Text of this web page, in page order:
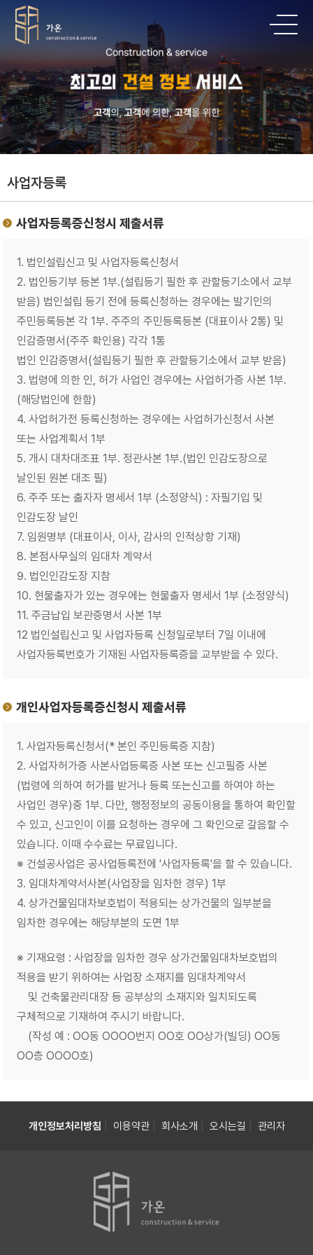
사업자등록
사업자등록증신청시 제출서류
1. 법인설립신고 및 사업자등록신청서
2. 법인등기부 등본 1부.(설립등기 필한 후 관할등기소에서 교부
받음) 법인설립 등기 전에 등록신청하는 경우에는 발기인의
주민등록등본 각 1부. 주주의 주민등록등본 (대표이사 2통) 및
인감증명서(주주 확인용) 각각 1통
법인 인감증명서(설립등기 필한 후 관할등기소에서 교부 받음)
3. 법령에 의한 인, 허가 사업인 경우에는 사업허가증 사본 1부.
(해당법인에 한함)
4. 사업허가전 등록신청하는 경우에는 사업허가신청서 사본
또는 사업계획서 1부
5. 개시 대차대조표 1부. 정관사본 1부.(법인 인감도장으로
날인된 원본 대조 필)
6. 주주 또는 출자자 명세서 1부 (소정양식) : 자필기입 및
인감도장 날인
7. 임원명부 (대표이사, 이사, 감사의 인적상항 기재)
8. 본점사무실의 임대차 계약서
9. 법인인감도장 지참
10. 현물출자가 있는 경우에는 현물출자 명세서 1부 (소정양식)
11. 주금납입 보관증명서 사본 1부
12 법인설립신고 및 사업자등록 신청일로부터 7일 이내에
사업자등록번호가 기재된 사업자등록증을 교부받을 수 있다.
개인사업자등록증신청시 제출서류
1. 사업자등록신청서 (* 본인 주민등록증 지참)
2. 사업자허가증 사본사업등록증 사본 또는 신고필증 사본
(법령에 의하여 허가를 받거나 등록 또는신고를 하여야 하는
사업인 경우)중 1부. 다만, 행정정보의 공동이용을 통하여 확인할
수 있고, 신고인이 이를 요청하는 경우에 그 확인으로 갈음할 수
있습니다. 이때 수수료는 무료입니다.
※ 건설공사업은 공사업등록전에 '사업자등록'을 할 수 있습니다.
3. 임대차계약서사본(사업장을 임차한 경우) 1부
4. 상가건물임대차보호법이 적용되는 상가건물의 일부분을
임차한 경우에는 해당부분의 도면 1부
※ 기재요령 : 사업장을 임차한 경우 상가건물임대차보호법의
적용을 받기 위하여는 사업장 소재지를 임대차계약서
및 건축물관리대장 등 공부상의 소재지와 일치되도록
구체적으로 기재하여 주시기 바랍니다.
(작성 예 : OO동 OOOO번지 OO호 OO상가(빌딩) OO동
OO층 OOOO호)
개인정보처리방침 이용약관| 회사소개 오시는길 관리자